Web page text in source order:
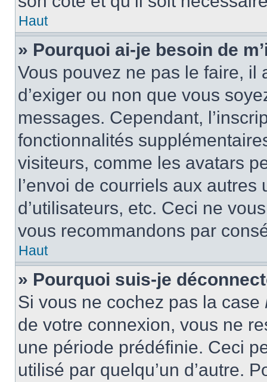
Haut
» Pourquoi ai-je besoin de
Vous pouvez ne pas le faire, il
d’exiger ou non que vous
messages. Cependant,
fonctionnalités
visiteurs, comme les avatars
l’envoi de courriels aux
d’utilisateurs, etc. Ceci ne
vous recommandons par
Haut
» Pourquoi suis-je
Si vous ne cochez pas la case
de votre connexion, vous ne
une période prédéfinie. Ceci
utilisé par quelqu’un d’autre.